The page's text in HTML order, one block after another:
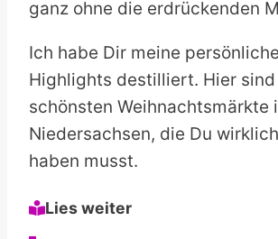
ganz ohne die erdrückenden
Ich habe Dir meine
Highlights destilliert. Hier sind
schönsten Weihnachtsmärkte
Niedersachsen, die Du
haben musst.
Lies weiter